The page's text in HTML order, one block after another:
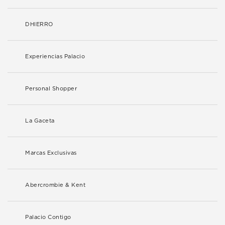
DHIERRO
Experiencias Palacio
Personal Shopper
La Gaceta
Marcas Exclusivas
Abercrombie & Kent
Palacio Contigo